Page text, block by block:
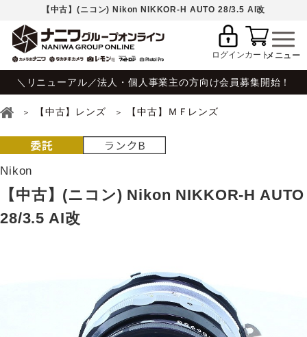
【中古】(ニコン) Nikon NIKKOR-H AUTO 28/3.5 AI改
ログインカート
＼リニューアル／法人・個人事業主の方向け会員募集開始！
【中古】レンズ 【中古】ＭＦレンズ
Nikon
【中古】(ニコン) Nikon NIKKOR-H AUTO
28/3.5 AI改